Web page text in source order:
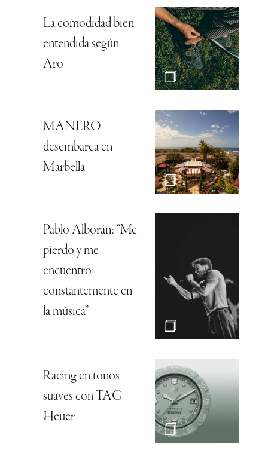
La comodidad bien
entendida según
Aro
MANERO
desembarca en
Marbella
Pablo Alborán: “Me
pierdo y me
encuentro
constantemente en
la música”
Racing en tonos
suaves con TAG
Heuer